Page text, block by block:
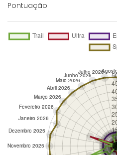
Pontuação